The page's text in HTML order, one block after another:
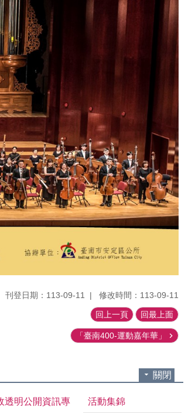
刊登日期：113-09-11 修改時間：113-09-11
回上一頁 回最上面
「臺南400-運動嘉年華」
關閉
透明公開資訊專
活動集錦